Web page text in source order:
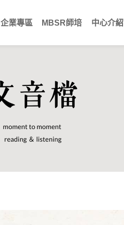
企業專區 MBSR師培 中心介紹